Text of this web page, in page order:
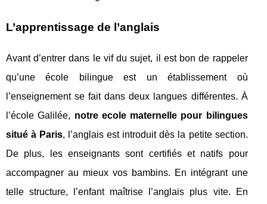
L’apprentissage de l’anglais
Avant d’entrer dans le vif du sujet, il est bon de rappeler
qu’une école bilingue est un établissement où
l’enseignement se fait dans deux langues différentes. À
l’école Galilée, notre ecole maternelle pour bilingues
situé à Paris, l’anglais est introduit dès la petite section.
De plus, les enseignants sont certifiés et natifs pour
accompagner au mieux vos bambins. En intégrant une
telle structure, l’enfant maîtrise l’anglais plus vite. En